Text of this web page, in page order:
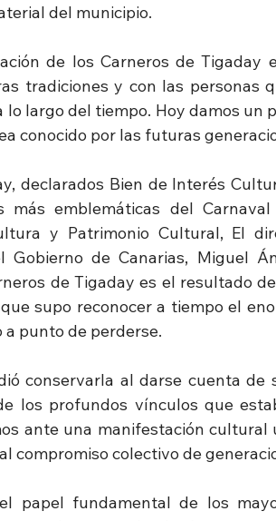
del municipio.
de los Carneros de Tigaday
tradiciones y con las personas
largo del tiempo. Hoy damos un
conocido por las futuras
declarados Bien de Interés
más emblemáticas del
y Patrimonio Cultural, El
Gobierno de Canarias, Miguel
de Tigaday es el resultado
supo reconocer a tiempo el
punto de perderse.
conservarla al darse cuenta de
los profundos vínculos que
ante una manifestación cultural
compromiso colectivo de
papel fundamental de los